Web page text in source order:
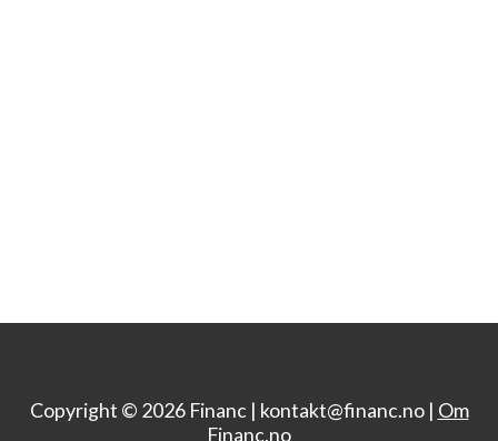
Copyright © 2026 Financ | kontakt@financ.no | Om
Financ.no